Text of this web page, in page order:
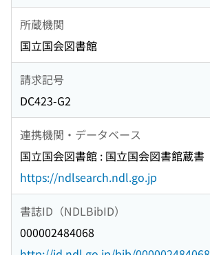
所蔵機関
国立国会図書館
請求記号
DC423-G2
連携機関・データベース
国立国会図書館 : 国立国会図書館蔵書
https://ndlsearch.ndl.go.jp
書誌ID（NDLBibID）
000002484068